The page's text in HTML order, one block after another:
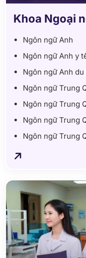
Khoa Ngoại
Ngôn ngữ Anh
Ngôn ngữ Anh y
Ngôn ngữ Anh
Ngôn ngữ Trung
Ngôn ngữ Trung
Ngôn ngữ Trung
Ngôn ngữ Trung